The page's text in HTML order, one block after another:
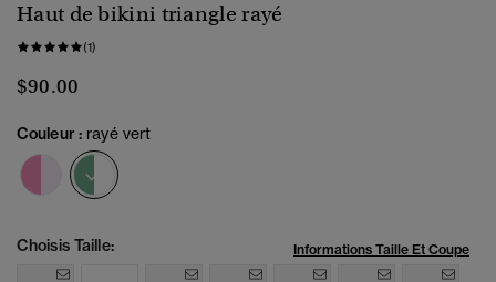
Haut de bikini triangle rayé
(1)
$90.00
Couleur : rayé vert
Choisis Taille: Informations Taille Et Coupe